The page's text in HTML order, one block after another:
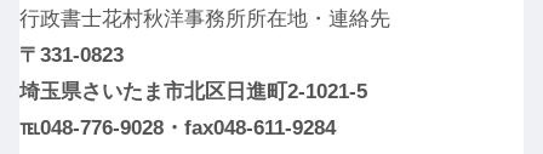
行政書士花村秋洋事務所所在地・連絡先
〒331-0823
埼玉県さいたま市北区日進町2-1021-5
℡048-776-9028・fax048-611-9284